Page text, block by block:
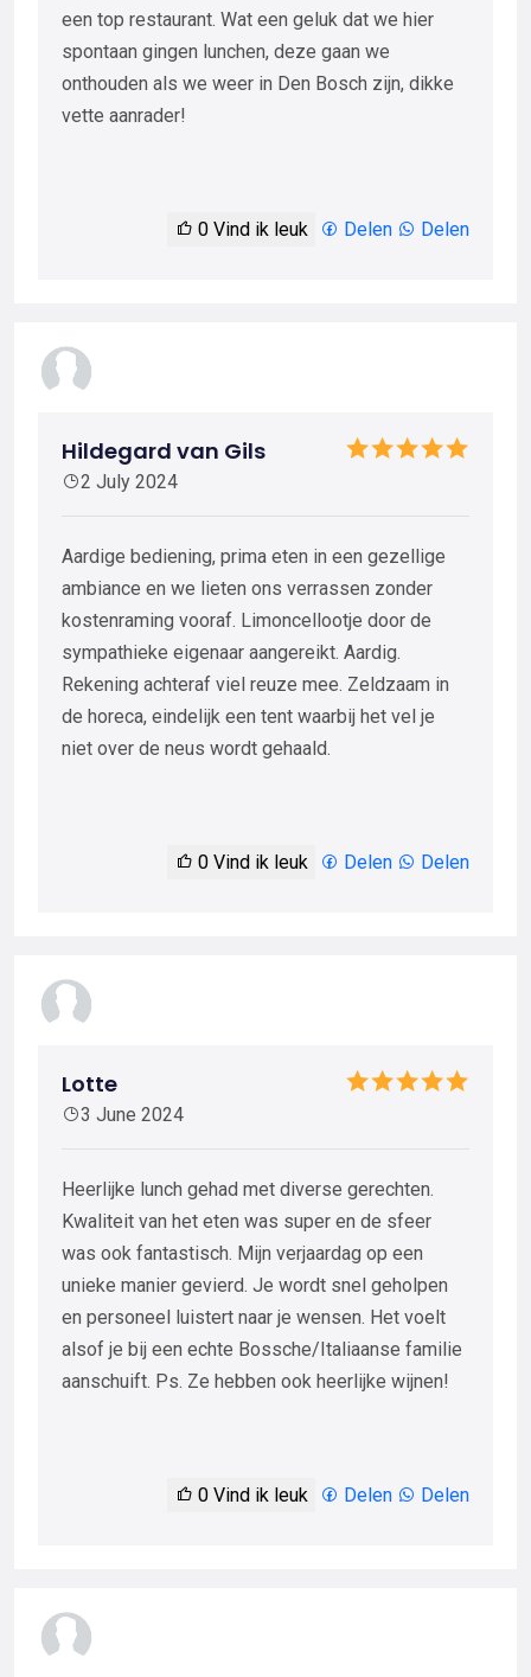
een top restaurant. Wat een geluk dat we hier
spontaan gingen lunchen, deze gaan we
onthouden als we weer in Den Bosch zijn, dikke
vette aanrader!
0 Vind ik leuk Delen Delen
Hildegard van Gils
2 July 2024
Aardige bediening, prima eten in een gezellige
ambiance en we lieten ons verrassen zonder
kostenraming vooraf. Limoncellootje door de
sympathieke eigenaar aangereikt. Aardig.
Rekening achteraf viel reuze mee. Zeldzaam in
de horeca, eindelijk een tent waarbij het vel je
niet over de neus wordt gehaald.
0 Vind ik leuk Delen Delen
Lotte
3 June 2024
Heerlijke lunch gehad met diverse gerechten.
Kwaliteit van het eten was super en de sfeer
was ook fantastisch. Mijn verjaardag op een
unieke manier gevierd. Je wordt snel geholpen
en personeel luistert naar je wensen. Het voelt
alsof je bij een echte Bossche/Italiaanse familie
aanschuift. Ps. Ze hebben ook heerlijke wijnen!
0 Vind ik leuk Delen Delen